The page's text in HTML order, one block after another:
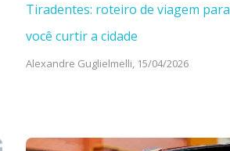
Tiradentes: roteiro de viagem para
você curtir a cidade
Alexandre Guglielmelli, 15/04/2026